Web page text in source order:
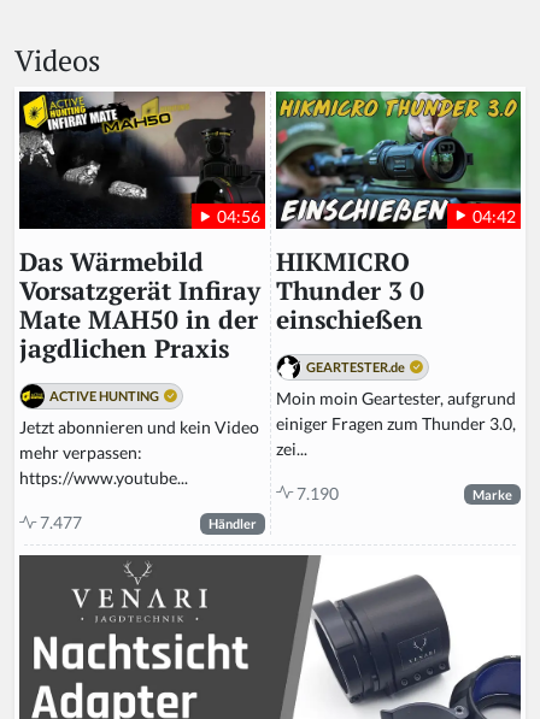
Videos
04:56
Das Wärmebild
Vorsatzgerät Infiray
Mate MAH50 in der
jagdlichen Praxis
ACTIVE HUNTING
Jetzt abonnieren und kein Video
mehr verpassen:
https://www.youtube...
7.477 Händler
04:42
HIKMICRO
Thunder 3 0
einschießen
GEARTESTER.de
Moin moin Geartester, aufgrund
einiger Fragen zum Thunder 3.0,
zei...
7.190 Marke